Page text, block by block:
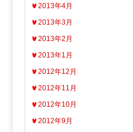
2013年4月
2013年3月
2013年2月
2013年1月
2012年12月
2012年11月
2012年10月
2012年9月